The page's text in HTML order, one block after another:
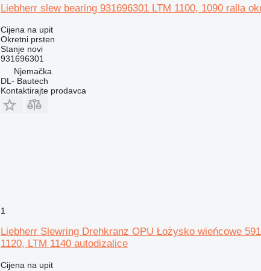
Liebherr slew bearing 931696301 LTM 1100, 1090 ralla
Cijena na upit
Okretni prsten
Stanjenovi
931696301
Njemačka
DL- Bautech
Kontaktirajte prodavca
1
Liebherr Slewring Drehkranz OPU Łożysko wieńcowe
1120, LTM 1140 autodizalice
Cijena na upit